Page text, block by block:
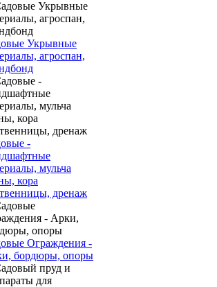
Укрывные
агроспан,
-
мульча
кора
дренаж
Ограждения -
бордюры, опоры